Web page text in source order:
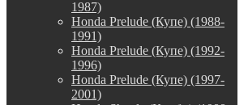
1987)
Honda Prelude (Купе) (1988-
1991)
Honda Prelude (Купе) (1992-
1996)
Honda Prelude (Купе) (1997-
2001)